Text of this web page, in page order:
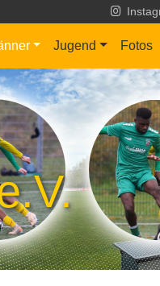
Jugend Fotos